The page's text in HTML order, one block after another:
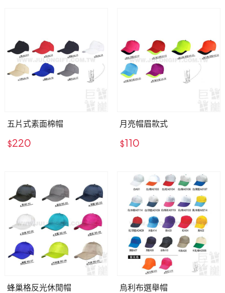
五片式素面棉帽
$220
月亮帽眉款式
$110
蜂巢格反光休閒帽
烏利布選舉帽